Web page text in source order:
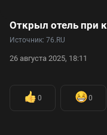
Источник: 76.RU
26 августа 2025, 18:11
0 0